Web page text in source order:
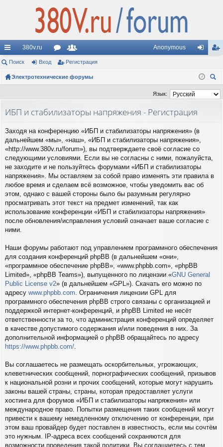
с
ы
380v.ru
ор
ум
ол
ьз
и
Anonymous
д ис
тр
Поиск Вход Регистрация
Электротехнические форумы
ск
Язык:
ИБП и стабилизаторы напряжения - Регистрация
Заходя на конференцию «ИБП и стабилизаторы напряжения» (в
дальнейшем «мы», «наш», «ИБП и стабилизаторы напряжения»,
«http://www.380v.ru/forum»), вы подтверждаете своё согласие со
следующими условиями. Если вы не согласны с ними, пожалуйста,
не заходите и не пользуйтесь форумами «ИБП и стабилизаторы
напряжения». Мы оставляем за собой право изменять эти правила в
любое время и сделаем всё возможное, чтобы уведомить вас об
этом, однако с вашей стороны было бы разумным регулярно
просматривать этот текст на предмет изменений, так как
использование конференции «ИБП и стабилизаторы напряжения»
после обновления/исправления условий означает ваше согласие с
ними.
Наши форумы работают под управлением программного обеспечения
для создания конференций phpBB (в дальнейшем «они»,
«программное обеспечение phpBB», «www.phpbb.com», «phpBB
Limited», «phpBB Teams»), выпущенного по лицензии «GNU General
Public License v2» (в дальнейшем «GPL»). Скачать его можно по
адресу www.phpbb.com . Ограничения лицензии GPL для
программного обеспечения phpBB строго связаны с организацией и
поддержкой интернет-конференций, и phpBB Limited не несёт
ответственности за то, что администрация конференций определяет
в качестве допустимого содержания и/или поведения в них. За
дополнительной информацией о phpBB обращайтесь по адресу
https://www.phpbb.com/
Вы соглашаетесь не размещать оскорбительных, угрожающих,
клеветнических сообщений, порнографических сообщений, призывов
к национальной розни и прочих сообщений, которые могут нарушить
законы вашей страны, страны, которая предоставляет услуги
хостинга для форумов «ИБП и стабилизаторы напряжения» или
международное право. Попытки размещения таких сообщений могут
привести к вашему немедленному отключению от конференции, при
этом ваш провайдер будет поставлен в известность, если мы сочтём
это нужным. IP-адреса всех сообщений сохраняются для
возможности проведения такой политики. Вы соглашаетесь с тем,